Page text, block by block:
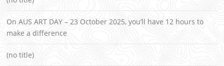
On AUS ART DAY – 23 October 2025, you’ll have 12 hours to
make a difference
(no title)